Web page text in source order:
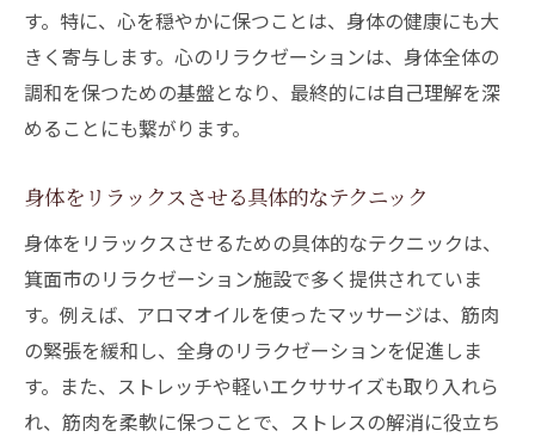
す。特に、心を穏やかに保つことは、身体の健康にも大
きく寄与します。心のリラクゼーションは、身体全体の
調和を保つための基盤となり、最終的には自己理解を深
めることにも繋がります。
身体をリラックスさせる具体的なテクニック
身体をリラックスさせるための具体的なテクニックは、
箕面市のリラクゼーション施設で多く提供されていま
す。例えば、アロマオイルを使ったマッサージは、筋肉
の緊張を緩和し、全身のリラクゼーションを促進しま
す。また、ストレッチや軽いエクササイズも取り入れら
れ、筋肉を柔軟に保つことで、ストレスの解消に役立ち